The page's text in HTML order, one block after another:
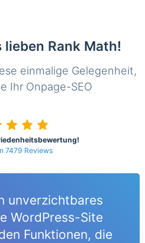
lieben Rank Math!
einmalige Gelegenheit,
Ihr Onpage-SEO
7479 Reviews
unverzichtbares
WordPress-Site
Funktionen, die